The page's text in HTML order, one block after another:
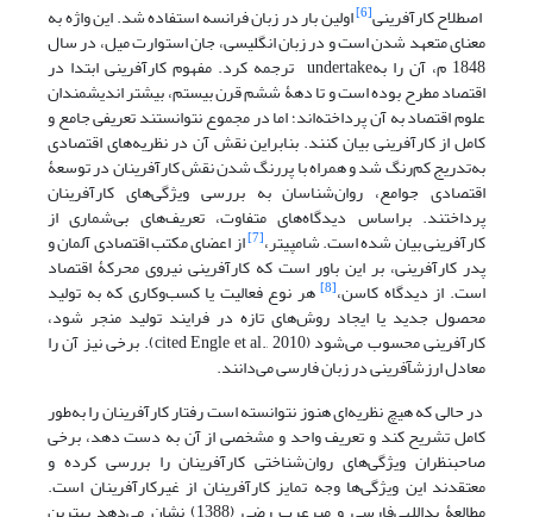
اصطلاح کارآفرینی[6] اولین بار در زبان فرانسه استفاده شد. این واژه به
معنای متعهد شدن است و در زبان انگلیسی، جان استوارت میل، در سال
1848 م، آن را بهundertake ترجمه کرد. مفهوم کارآفرینی ابتدا در
اقتصاد مطرح بوده است و تا دهۀ ششم قرن بیستم، بیشتر اندیشمندان
علوم اقتصاد به آن پرداخته‌اند؛ اما در مجموع نتوانستند تعریفی جامع و
کامل از کارآفرینی بیان کنند. بنابراین نقش آن در نظریه‌های اقتصادی
به‌تدریج کم‌رنگ شد و همراه با پررنگ شدن نقش کارآفرینان در توسعۀ
اقتصادی جوامع، روان‌شناسان به بررسی ویژگی‌های کارآفرینان
پرداختند. براساس دیدگاه‌های متفاوت، تعریف‌های بی‌شماری از
کارآفرینی بیان شده است. شامپیتر،[7] از اعضای مکتب اقتصادی آلمان و
پدر کارآفرینی، بر این باور است که کارآفرینی نیروی محرکۀ اقتصاد
است. از دیدگاه کاسن،[8] هر نوع فعالیت یا کسب‌وکاری که به تولید
محصول جدید یا ایجاد روش‌های تازه در فرایند تولید منجر شود،
کارآفرینی محسوب می‌شود (cited Engle et al., 2010). برخی نیز آن را
معادل ارزش­آفرینی در زبان فارسی می‌دانند.
در حالی که هیچ نظریه‌ای هنوز نتوانسته است رفتار کارآفرینان را به‌طور
کامل تشریح کند و تعریف واحد و مشخصی از آن به دست دهد، برخی
صاحب­نظران ویژگی‌های روان‌شناختی کارآفرینان را بررسی کرده و
معتقدند این ویژگی‌ها وجه تمایز کارآفرینان از غیرکارآفرینان است.